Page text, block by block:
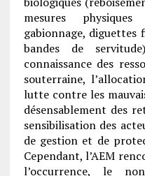
mesures
gabionnage,
bandes de
connaissance des
souterraine,
lutte contre les
désensablement des
sensibilisation des
de gestion et de
Cependant, l’AEM
l’occurrence, le